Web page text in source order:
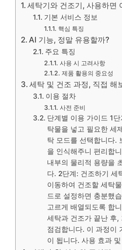
세탁기와 건조기, 사용하면
기본 서비스 정보
핵심 특징
AI 기능, 정말 유용할까?
주요 특징
사용 시 고려사항
제품 활용의 중요성
세탁 및 건조 과정, 직접 해
이용 절차
사전 준비
단계별 이용 가이드 1
탁물을 넣고 필요한 세
탁 모드를 선택합니다.
을 인식해주니 편리합
내부의 물리적 용량을
다. 2단계: 건조하기 세
이동하여 건조할 세탁
드로 설정하면 충분했
고르게 배열되도록 합
세탁과 건조가 끝난 후,
점검합니다. 이 과정이
이 됩니다. 사용 효과 및